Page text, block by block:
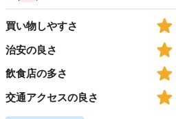
買い物しやすさ
治安の良さ
飲食店の多さ
交通アクセスの良さ